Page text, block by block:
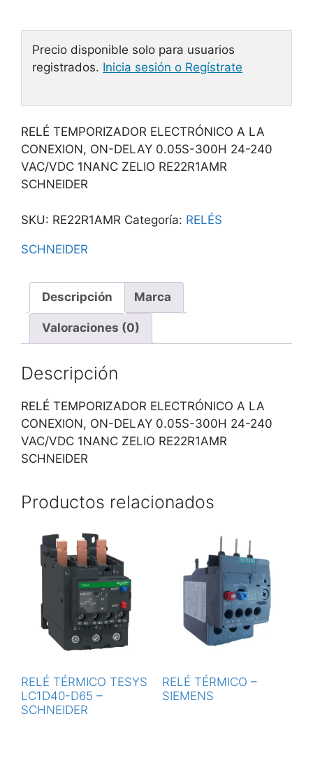
Precio disponible solo para usuarios
registrados. Inicia sesión o Regístrate
RELÉ TEMPORIZADOR ELECTRÓNICO A LA
CONEXION, ON-DELAY 0.05S-300H 24-240
VAC/VDC 1NANC ZELIO RE22R1AMR
SCHNEIDER
SKU: RE22R1AMR Categoría: RELÉS
SCHNEIDER
Descripción Marca
Valoraciones (0)
Descripción
RELÉ TEMPORIZADOR ELECTRÓNICO A LA
CONEXION, ON-DELAY 0.05S-300H 24-240
VAC/VDC 1NANC ZELIO RE22R1AMR
SCHNEIDER
Productos relacionados
RELÉ TÉRMICO TESYS
LC1D40-D65 –
SCHNEIDER
RELÉ TÉRMICO –
SIEMENS